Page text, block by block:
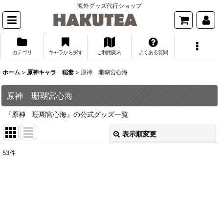
海外グッズ代行ショップ
カテゴリ キャラから探す ご利用案内 よくある質問
ホーム > 原神キャラ 稲妻 > 原神 珊瑚宮心海
原神 珊瑚宮心海
『原神 珊瑚宮心海』の公式グッズ一覧
表示順変更
53件